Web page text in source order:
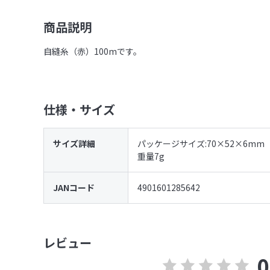
商品説明
自縫糸（赤）100mです。
仕様・サイズ
サイズ詳細
パッケージサイズ:70×52×6mm
重量7g
JANコード 4901601285642
レビュー